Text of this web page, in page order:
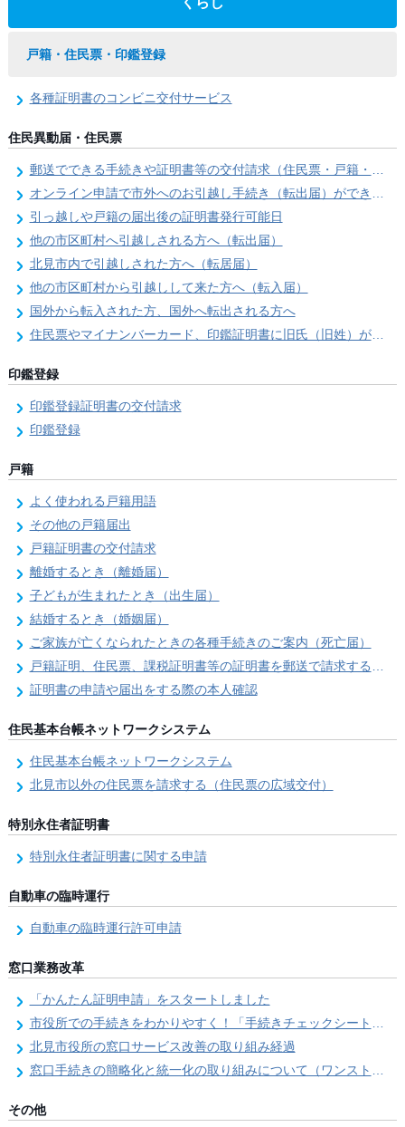
戸籍・住民票・印鑑登録
各種証明書のコンビニ交付サービス
住民異動届・住民票
郵送でできる手続きや証明書等の交付請求（住民票・戸籍・国民年金関係）
オンライン申請で市外へのお引越し手続き（転出届）ができます
引っ越しや戸籍の届出後の証明書発行可能日
他の市区町村へ引越しされる方へ（転出届）
北見市内で引越しされた方へ（転居届）
他の市区町村から引越しして来た方へ（転入届）
国外から転入された方、国外へ転出される方へ
住民票やマイナンバーカード、印鑑証明書に旧氏（旧姓）が併記できるようになりました！
印鑑登録
印鑑登録証明書の交付請求
印鑑登録
戸籍
よく使われる戸籍用語
その他の戸籍届出
戸籍証明書の交付請求
離婚するとき（離婚届）
子どもが生まれたとき（出生届）
結婚するとき（婚姻届）
ご家族が亡くなられたときの各種手続きのご案内（死亡届）
戸籍証明、住民票、課税証明書等の証明書を郵送で請求する際の本人確認
証明書の申請や届出をする際の本人確認
住民基本台帳ネットワークシステム
住民基本台帳ネットワークシステム
北見市以外の住民票を請求する（住民票の広域交付）
特別永住者証明書
特別永住者証明書に関する申請
自動車の臨時運行
自動車の臨時運行許可申請
窓口業務改革
「かんたん証明申請」をスタートしました
市役所での手続きをわかりやすく！「手続きチェックシート」を導入しました
北見市役所の窓口サービス改善の取り組み経過
窓口手続きの簡略化と統一化の取り組みについて（ワンストップサービス推進事業）
その他